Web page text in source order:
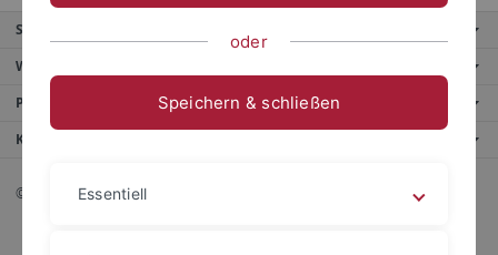
Service
Weitere Angebote
Portale
Kontaktinfo
© 2026 Eberhard Karls Universität Tübingen, Tübingen
oder
Speichern & schließen
Essentiell